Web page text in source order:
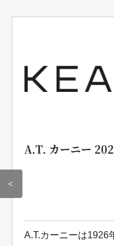
＜
A.T. カーニー
A.T.カーニーは1926